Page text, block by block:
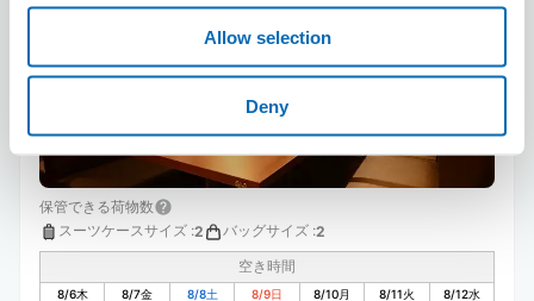
Allow selection
Deny
保管できる荷物数
スーツケースサイズ :2 バッグサイズ :2
空き時間
8/6木 8/7金 8/8土 8/9日 8/10月 8/11火 8/12水